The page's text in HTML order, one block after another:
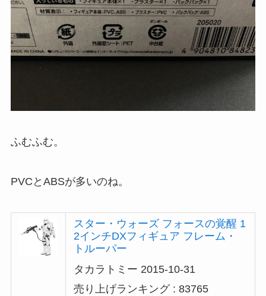
ふむふむ。
PVCとABSが多いのね。
スター・ウォーズ フォースの覚醒 1
2インチDXフィギュア フレーム・
トルーパー
タカラトミー 2015-10-31
売り上げランキング : 83765